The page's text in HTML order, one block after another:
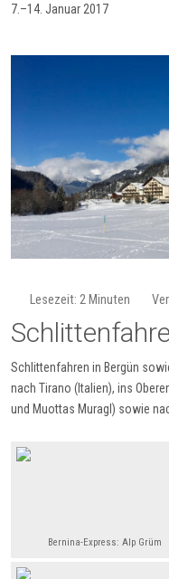
7.–14. Januar 2017
Lesezeit: 2 Minuten
Schlittenfahren in Bergün
nach Tirano (Italien), ins
und Muottas Muragl) sowie
Bernina-Express: Alp Grüm